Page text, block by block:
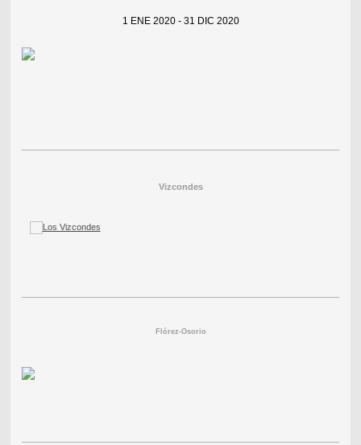
1 ENE 2020 - 31 DIC 2020
Vizcondes
Flórez-Osorio